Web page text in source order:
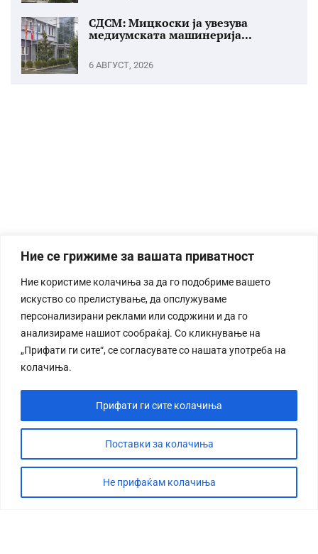
Ние се грижиме за вашата приватност
Ние користиме колачиња за да го подобриме вашето
искуство со прелистување, да опслужуваме
персонализирани реклами или содржини и да го
анализираме нашиот сообраќај. Со кликнување на
„Прифати ги сите“, се согласувате со нашата употреба на
колачиња.
Поставки за колачиња
Не прифаќам колачиња
Прифати ги сите колачиња
СДСМ: Мицкоски ја увезува
медиумската машинерија...
6 АВГУСТ, 2026